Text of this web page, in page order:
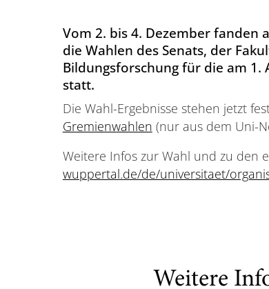
Vom 2. bis 4. Dezember fanden
die Wahlen des Senats, der
Bildungsforschung für die am
statt.
Die Wahl-Ergebnisse stehen jetzt
Gremienwahlen (nur aus dem Uni-
Weitere Infos zur Wahl und zu den
wuppertal.de/de/universitaet/
Weitere